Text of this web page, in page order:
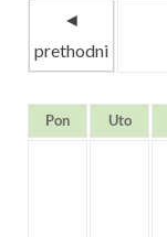
◄
prethodni
Pon Uto